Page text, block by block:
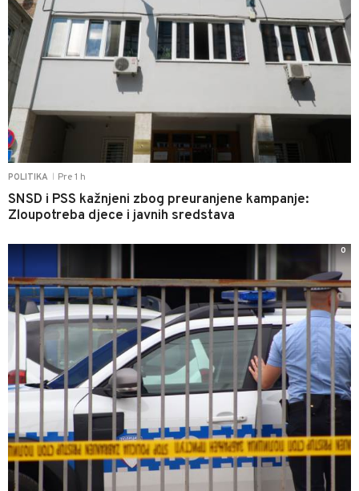
POLITIKA Pre 1 h
SNSD i PSS kažnjeni zbog preuranjene kampanje:
Zloupotreba djece i javnih sredstava
0